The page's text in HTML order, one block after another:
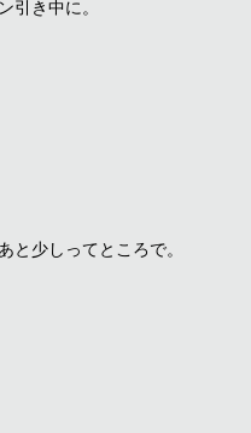
引き中に。
と少しってところで。